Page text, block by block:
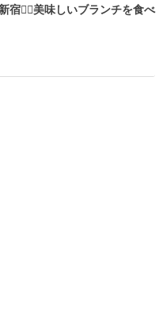
宿🏃‍♂️美味しいブランチを食べ